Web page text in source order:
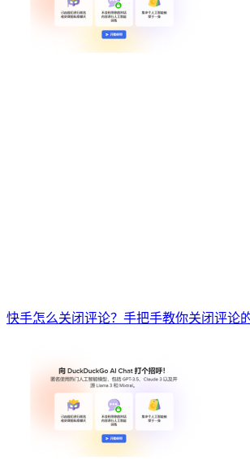
快手怎么关闭评论？手把手教你关闭评论